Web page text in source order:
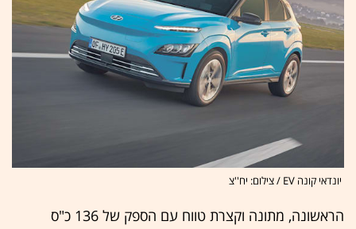
יונדאי קונה EV / צילום: יח''צ
הראשונה, מתונה וקצרת טווח עם הספק של 136 כ"ס